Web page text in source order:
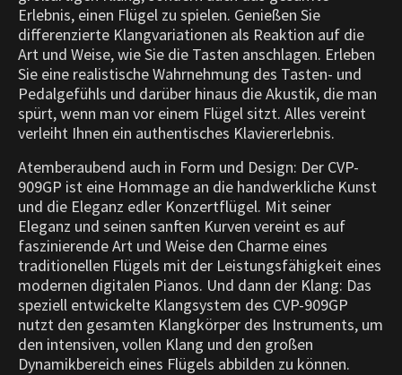
Erlebnis, einen Flügel zu spielen. Genießen Sie
differenzierte Klangvariationen als Reaktion auf die
Art und Weise, wie Sie die Tasten anschlagen. Erleben
Sie eine realistische Wahrnehmung des Tasten- und
Pedalgefühls und darüber hinaus die Akustik, die man
spürt, wenn man vor einem Flügel sitzt. Alles vereint
verleiht Ihnen ein authentisches Klaviererlebnis.
Atemberaubend auch in Form und Design: Der CVP-
909GP ist eine Hommage an die handwerkliche Kunst
und die Eleganz edler Konzertflügel. Mit seiner
Eleganz und seinen sanften Kurven vereint es auf
faszinierende Art und Weise den Charme eines
traditionellen Flügels mit der Leistungsfähigkeit eines
modernen digitalen Pianos. Und dann der Klang: Das
speziell entwickelte Klangsystem des CVP-909GP
nutzt den gesamten Klangkörper des Instruments, um
den intensiven, vollen Klang und den großen
Dynamikbereich eines Flügels abbilden zu können.